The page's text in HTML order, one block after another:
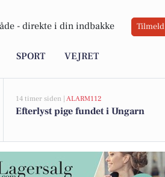
- direkte i din indbakke Tilmeld
SPORT VEJRET
14 timer siden | ALARM112
Efterlyst pige fundet i Ungarn